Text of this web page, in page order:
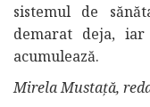
sistemul de
demarat deja,
acumulează.
Mirela Mustață,